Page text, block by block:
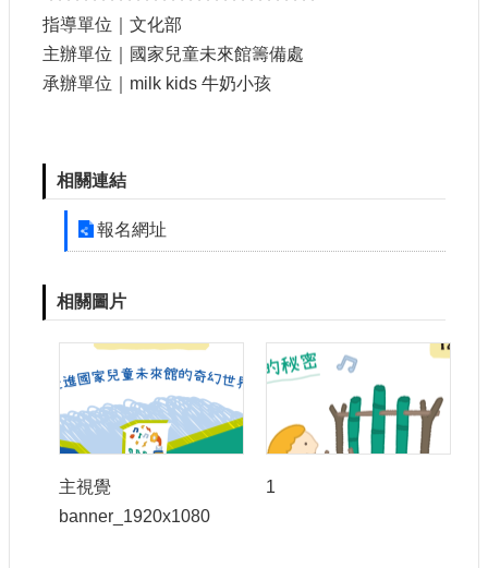
指導單位｜文化部
主辦單位｜國家兒童未來館籌備處
承辦單位｜milk kids 牛奶小孩
相關連結
報名網址
相關圖片
主視覺
banner_1920x1080
1